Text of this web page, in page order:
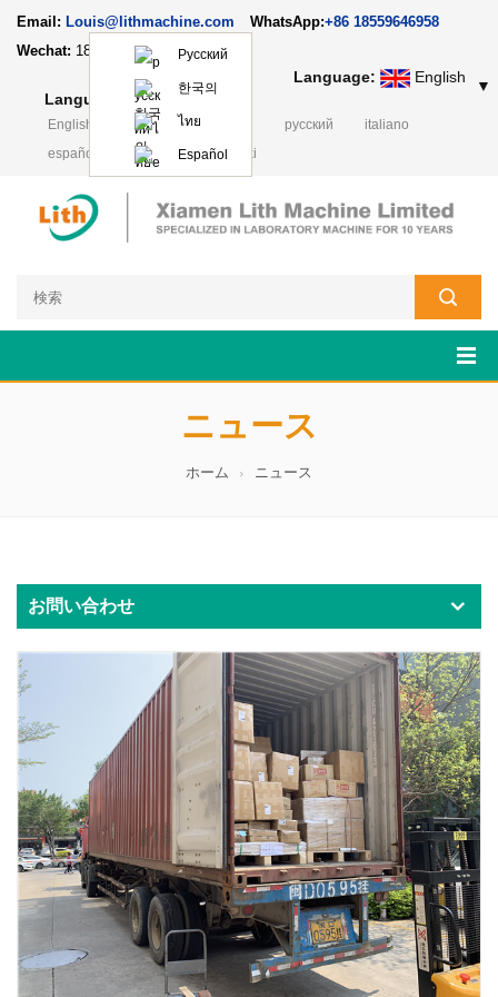
Email: Louis@lithmachine.com WhatsApp:+86 18559646958
Wechat: 18659217588
Language: English ▼
Language: English
Русский
한국의
ไทย
Español
English français русский
italiano
español
português Polski
ニュース
ホーム ニュース
お問い合わせ